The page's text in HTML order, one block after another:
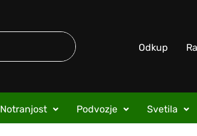
Odkup
Notranjost Podvozje Svetila